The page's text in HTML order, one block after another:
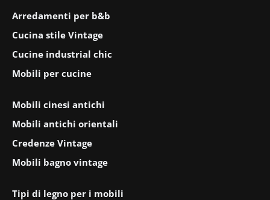
Arredamenti per b&b
Cucina stile Vintage
Cucine industrial chic
Mobili per cucine
Mobili cinesi antichi
Mobili antichi orientali
Credenze Vintage
Mobili bagno vintage
Tipi di legno per i mobili